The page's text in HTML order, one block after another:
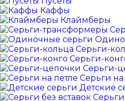
Каффы
Клаймберы
Серьги-
Серьги-
Серьги-
Серьги на
Детские
Серьги